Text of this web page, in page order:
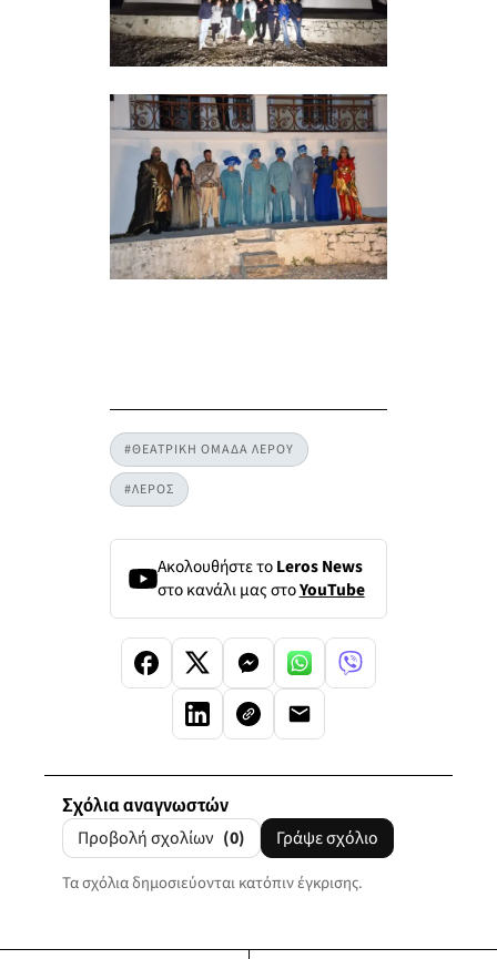
#ΘΕΑΤΡΙΚΗ ΟΜΑΔΑ ΛΕΡΟΥ
#ΛΕΡΟΣ
Ακολουθήστε τοLeros News
στο κανάλι μας στοYouTube
Σχόλια αναγνωστών
Προβολή σχολίων (0) Γράψε σχόλιο
Τα σχόλια δημοσιεύονται κατόπιν έγκρισης.